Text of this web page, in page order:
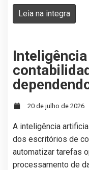
Leia na integra
20 de julho de 2026
A inteligência
dos escritórios de
automatizar tarefas
processamento de